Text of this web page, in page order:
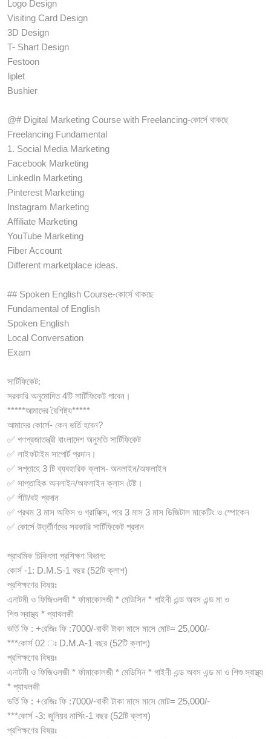
Logo Design
Visiting Card Design
3D Design
T- Shart Design
Festoon
liplet
Bushier
@# Digital Marketing Course with Freelancing-কোর্সে থাকছে
Freelancing Fundamental
1. Social Media Marketing
Facebook Marketing
LinkedIn Marketing
Pinterest Marketing
Instagram Marketing
Affiliate Marketing
YouTube Marketing
Fiber Account
Different marketplace ideas.
## Spoken English Course-কোর্সে থাকছে
Fundamental of English
Spoken English
Local Conversation
Exam
সার্টিফিকেট:
সরকারি অনুমোদিত 4টি সার্টিফিকেট পাবেন।
*****আমাদের বৈশিষ্ট্য*****
আমাদের কোর্সে- কেন ভর্তি হবেন?
✅ গণপ্রজাতন্ত্রী বাংলাদেশ অনুমতি সার্টিফিকেট
✅ লাইফটাইম সাপোর্ট প্রদান।
✅ সপ্তাহে 3 টি ব্যবহারিক ক্লাস- অনলাইন/অফলাইন
✅ সাপ্তাহিক অনলাইন/অফলাইন ক্লাস টেষ্ট।
✅ শীট/বই প্রদান
✅ প্রথম 3 মাস অফিস ও গ্রাফিক্স, পরে 3 মাস 3 মাস ডিজিটাল মাকেটিং ও স্পোকেন
✅ কোর্সে উর্ত্তীর্ণদের সরকারি সার্টিফিকেট প্রদান
প্রাথমিক চিকিৎসা প্রশিক্ষণ বিভাগ:
কোর্স -1: D.M.S-1 বছর (52টি ক্লাশ)
প্রশিক্ষণের বিষয়ঃ
এনাটমী ও ফিজিওলজী * র্ফামাকোলজী * মেডিসিন * গাইনী এন্ড অবস এন্ড মা ও
শিশু স্বাস্থ্য * প্যাথলজী
ভর্তি ফি : +রেজিঃ ফি :7000/-বাকী টাকা মাসে মাসে মোট= 25,000/-
***কোর্স 02 ঃ D.M.A-1 বছর (52টি ক্লাশ)
প্রশিক্ষণের বিষয়ঃ
এনাটমী ও ফিজিওলজী * র্ফামাকোলজী * মেডিসিন * গাইনী এন্ড অবস এন্ড মা ও শিশু স্বাস্থ্য
* প্যাথলজী
ভর্তি ফি : +রেজিঃ ফি :7000/-বাকী টাকা মাসে মাসে মোট= 25,000/-
***কোর্স -3: জুনিয়র নার্সিং-1 বছর (52টি ক্লাশ)
প্রশিক্ষণের বিষয়ঃ